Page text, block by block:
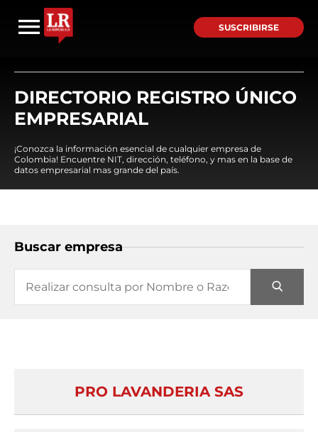
SUSCRIBIRSE
DIRECTORIO REGISTRO ÚNICO
EMPRESARIAL
¡Conozca la información esencial de cualquier empresa de
Colombia! Encuentre NIT, dirección, teléfono, y mas en la base de
datos empresarial mas grande del país.
Buscar empresa
PRO LAVANDERIA SAS